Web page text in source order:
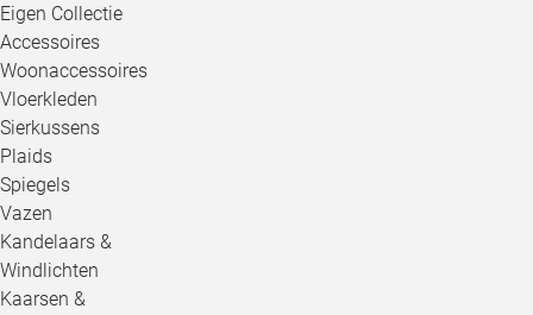
Eigen Collectie
Accessoires
Woonaccessoires
Vloerkleden
Sierkussens
Plaids
Spiegels
Vazen
Kandelaars &
Windlichten
Kaarsen &